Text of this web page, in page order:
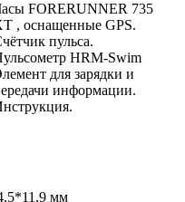
FORERUNNER 735
, оснащенные GPS.
пульса.
HRM-Swim
для зарядки и
информации.
мм